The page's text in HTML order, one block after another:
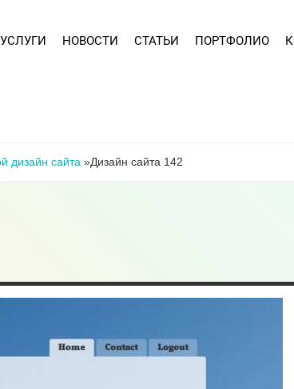
УСЛУГИ НОВОСТИ СТАТЬИ ПОРТФОЛИО
дизайн сайта »Дизайн сайта 142